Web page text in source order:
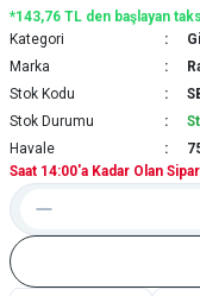
*143,76 TL den başlayan
Kategori
Marka
Stok Kodu
Stok Durumu
Havale
Saat 14:00'a Kadar Olan